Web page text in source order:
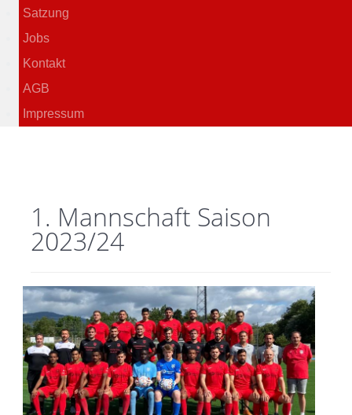
Satzung
Jobs
Kontakt
AGB
Impressum
1. Mannschaft Saison
2023/24